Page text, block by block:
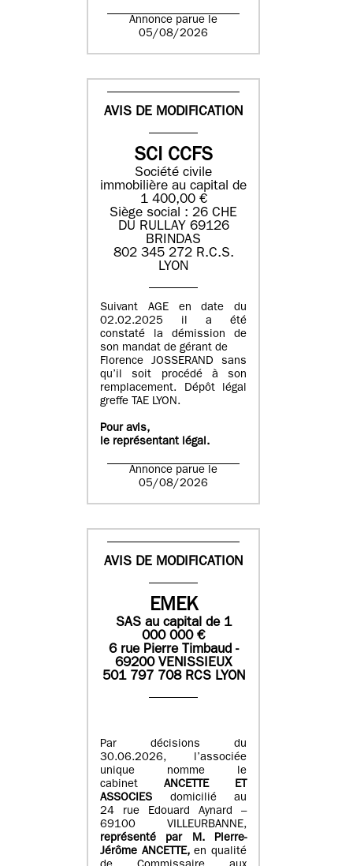
Annonce parue le
05/08/2026
AVIS DE MODIFICATION
SCI CCFS
Société civile
immobilière au capital de
1 400,00 €
Siège social : 26 CHE
DU RULLAY 69126
BRINDAS
802 345 272 R.C.S.
LYON
Suivant AGE en date du
02.02.2025 il a été
constaté la démission de
son mandat de gérant de
Florence JOSSERAND sans
qu’il soit procédé à son
remplacement. Dépôt légal
greffe TAE LYON.
Pour avis,
le représentant légal.
Annonce parue le
05/08/2026
AVIS DE MODIFICATION
EMEK
SASau capital de 1
000 000€
6 rue Pierre Timbaud -
69200 VENISSIEUX
501 797 708 RCS LYON
Par décisions du
30.06.2026, l’associée
unique nomme le
cabinet ANCETTE ET
ASSOCIES
domicilié au
24 rue Edouard Aynard –
69100 VILLEURBANNE,
représenté par M.Pierre-
Jérôme ANCETTE, en qualité